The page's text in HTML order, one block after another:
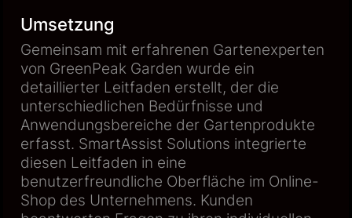
Umsetzung
Gemeinsam mit erfahrenen Gartenexperten
von GreenPeak Garden wurde ein
detaillierter Leitfaden erstellt, der die
unterschiedlichen Bedürfnisse und
Anwendungsbereiche der Gartenprodukte
erfasst. SmartAssist Solutions integrierte
diesen Leitfaden in eine
benutzerfreundliche Oberfläche im Online-
Shop des Unternehmens. Kunden